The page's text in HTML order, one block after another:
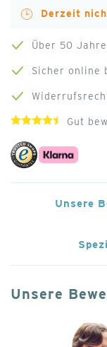
Derzeit
Über 50
Sicher online
Gut
Unsere
Unsere